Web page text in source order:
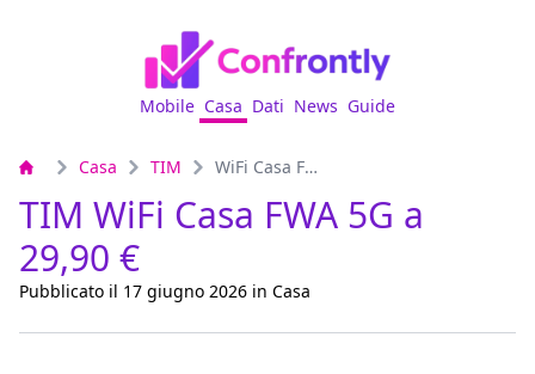
Mobile Casa Dati News Guide
Casa TIM WiFi Casa FWA 5G
TIM WiFi Casa FWA 5G a
29,90 €
Pubblicato il 17 giugno 2026 in Casa